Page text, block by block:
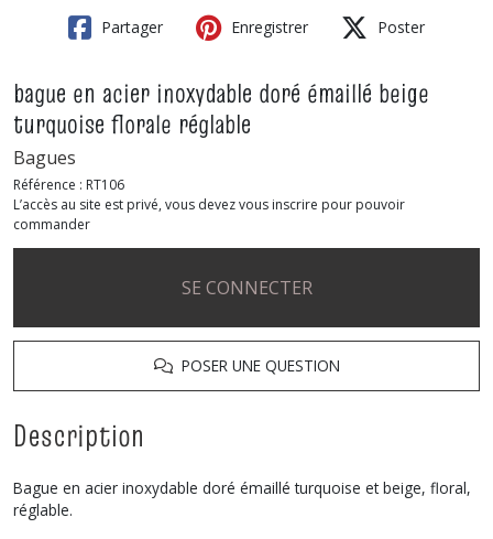
Partager Enregistrer Poster
bague en acier inoxydable doré émaillé beige
turquoise florale réglable
Bagues
Référence : RT106
L’accès au site est privé, vous devez vous inscrire pour pouvoir
commander
SE CONNECTER
POSER UNE QUESTION
Description
Bague en acier inoxydable doré émaillé turquoise et beige, floral,
réglable.